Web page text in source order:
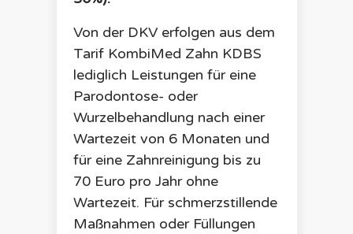
Von der DKV erfolgen aus dem
Tarif KombiMed Zahn KDBS
lediglich Leistungen für eine
Parodontose- oder
Wurzelbehandlung nach einer
Wartezeit von 6 Monaten und
für eine Zahnreinigung bis zu
70 Euro pro Jahr ohne
Wartezeit. Für schmerzstillende
Maßnahmen oder Füllungen